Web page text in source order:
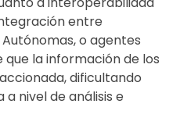
entre
o agentes
la información de los
dificultando
a nivel de análisis e